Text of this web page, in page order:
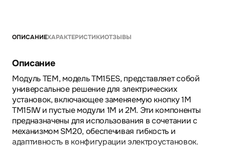
ОПИСАНИЕХАРАКТЕРИСТИКИОТЗЫВЫ
Описание
Модуль TEM, модель TM15ES, представляет собой
универсальное решение для электрических
установок, включающее заменяемую кнопку 1M
TM15IW и пустые модули 1M и 2M. Эти компоненты
предназначены для использования в сочетании с
механизмом SM20, обеспечивая гибкость и
адаптивность в конфигурации электроустановок.